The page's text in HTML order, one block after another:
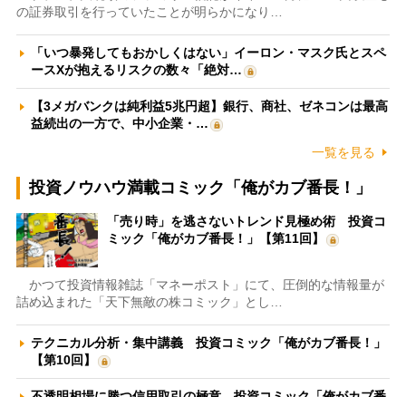
の証券取引を行っていたことが明らかになり…
「いつ暴発してもおかしくはない」イーロン・マスク氏とスペ
ースXが抱えるリスクの数々「絶対…
【3メガバンクは純利益5兆円超】銀行、商社、ゼネコンは最高
益続出の一方で、中小企業・…
一覧を見る
投資ノウハウ満載コミック「俺がカブ番長！」
「売り時」を逃さないトレンド見極め術 投資コ
ミック「俺がカブ番長！」【第11回】
かつて投資情報雑誌「マネーポスト」にて、圧倒的な情報量が
詰め込まれた「天下無敵の株コミック」とし…
テクニカル分析・集中講義 投資コミック「俺がカブ番長！」
【第10回】